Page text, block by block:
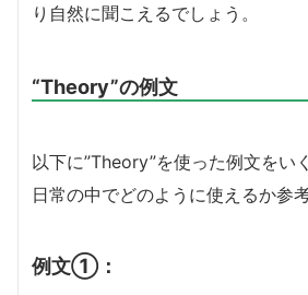
り自然に聞こえるでしょう。
“Theory”の例文
以下に”Theory”を使った例文をい
日常の中でどのように使えるか参
例文①：